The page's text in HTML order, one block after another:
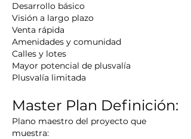
Desarrollo básico
Visión a largo plazo
Venta rápida
Amenidades y comunidad
Calles y lotes
Mayor potencial de plusvalía
Plusvalía limitada
Master Plan Definición:
Plano maestro del proyecto que
muestra: